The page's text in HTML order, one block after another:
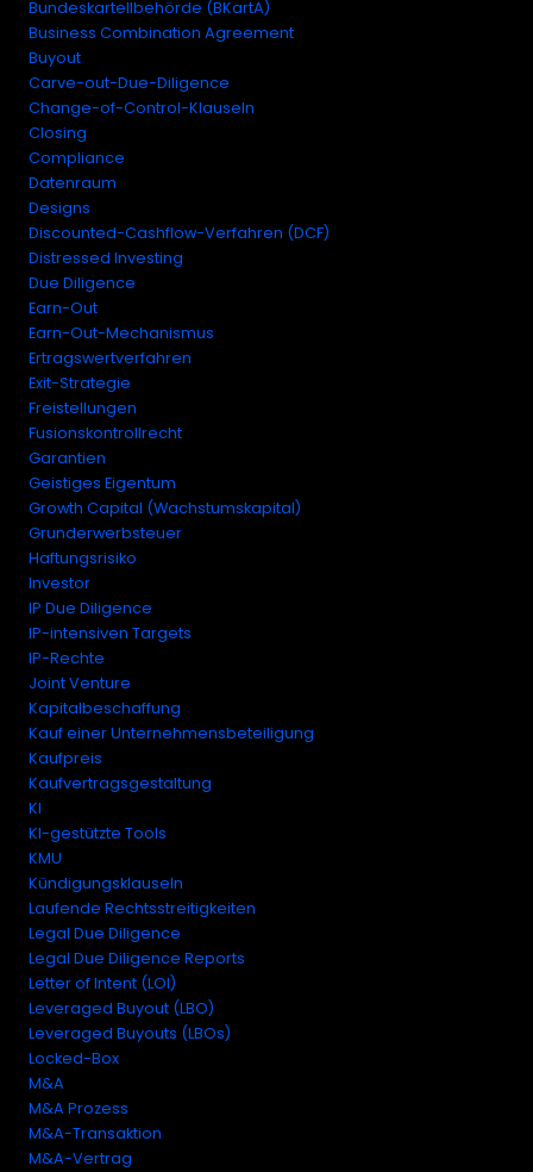
Bundeskartellbehörde (BKartA)
Business Combination Agreement
Buyout
Carve-out-Due-Diligence
Change-of-Control-Klauseln
Closing
Compliance
Datenraum
Designs
Discounted-Cashflow-Verfahren (DCF)
Distressed Investing
Due Diligence
Earn-Out
Earn-Out-Mechanismus
Ertragswertverfahren
Exit-Strategie
Freistellungen
Fusionskontrollrecht
Garantien
Geistiges Eigentum
Growth Capital (Wachstumskapital)
Grunderwerbsteuer
Haftungsrisiko
Investor
IP Due Diligence
IP-intensiven Targets
IP-Rechte
Joint Venture
Kapitalbeschaffung
Kauf einer Unternehmensbeteiligung
Kaufpreis
Kaufvertragsgestaltung
KI
KI-gestützte Tools
KMU
Kündigungsklauseln
Laufende Rechtsstreitigkeiten
Legal Due Diligence
Legal Due Diligence Reports
Letter of Intent (LOI)
Leveraged Buyout (LBO)
Leveraged Buyouts (LBOs)
Locked-Box
M&A
M&A Prozess
M&A-Transaktion
M&A-Vertrag